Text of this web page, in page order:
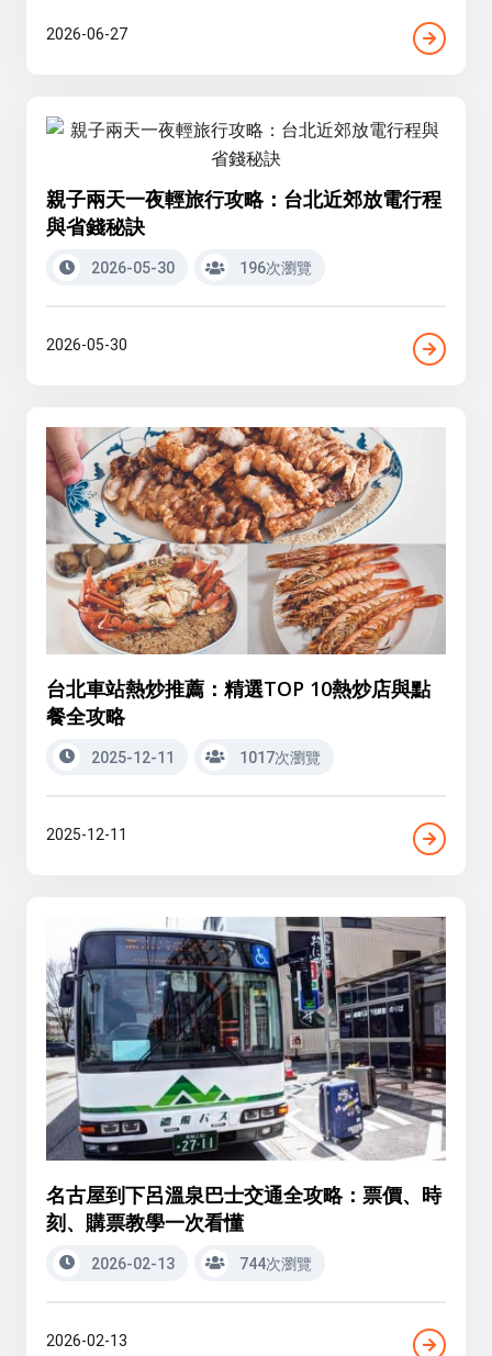
2026-06-27
親子兩天一夜輕旅行攻略：台北近郊放電行程
與省錢秘訣
2026-05-30 196次瀏覽
2026-05-30
台北車站熱炒推薦：精選TOP 10熱炒店與點
餐全攻略
2025-12-11 1017次瀏覽
2025-12-11
名古屋到下呂溫泉巴士交通全攻略：票價、時
刻、購票教學一次看懂
2026-02-13 744次瀏覽
2026-02-13